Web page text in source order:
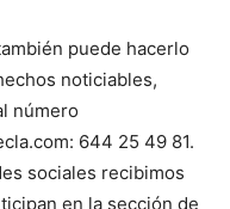
puede hacerlo
noticiables,
número
644 25 49 81.
sociales recibimos
en la sección de